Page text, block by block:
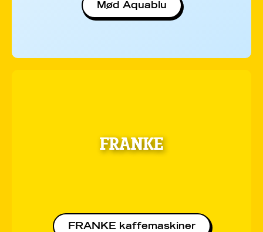
Mød Aquablu
FRANKE
FRANKE kaffemaskiner